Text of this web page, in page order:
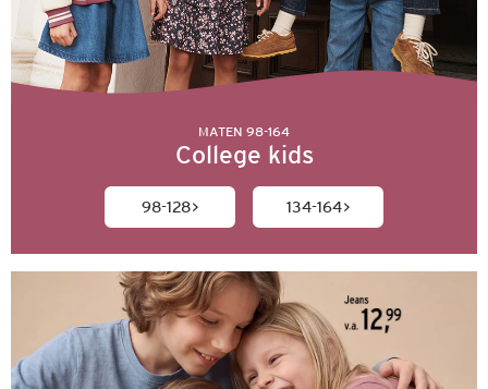
MATEN 98-164
College kids
98-128 134-164